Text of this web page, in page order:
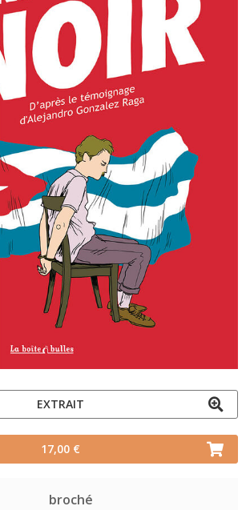
EXTRAIT
17,00 €
broché